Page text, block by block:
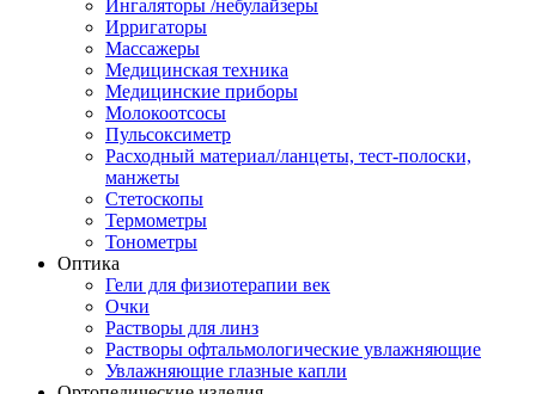
Ингаляторы /небулайзеры
Ирригаторы
Массажеры
Медицинская техника
Медицинские приборы
Молокоотсосы
Пульсоксиметр
Расходный материал/ланцеты, тест-полоски,
манжеты
Стетоскопы
Термометры
Тонометры
Оптика
Гели для физиотерапии век
Очки
Растворы для линз
Растворы офтальмологические увлажняющие
Увлажняющие глазные капли